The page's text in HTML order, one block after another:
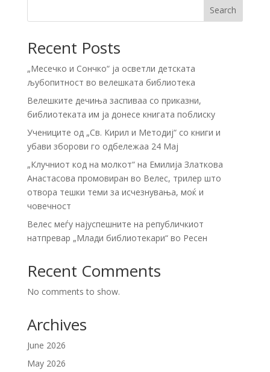
Search
Recent Posts
„Месечко и Сончко“ ја осветли детската
љубопитност во велешката библиотека
Велешките дечиња заспиваа со приказни,
библиотеката им ја донесе книгата поблиску
Учениците од „Св. Кирил и Методиј“ со книги и
убави зборови го одбележаа 24 Мај
„Клучниот код на молкот“ на Емилија Златкова
Анастасова промовиран во Велес, трилер што
отвора тешки теми за исчезнувања, моќ и
човечност
Велес меѓу најуспешните на републичкиот
натпревар „Млади библиотекари“ во Ресен
Recent Comments
No comments to show.
Archives
June 2026
May 2026